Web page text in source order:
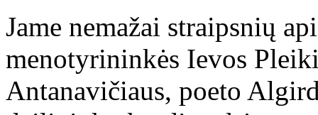
Jame nemažai straipsnių
menotyrininkės Ievos
Antanavičiaus, poeto